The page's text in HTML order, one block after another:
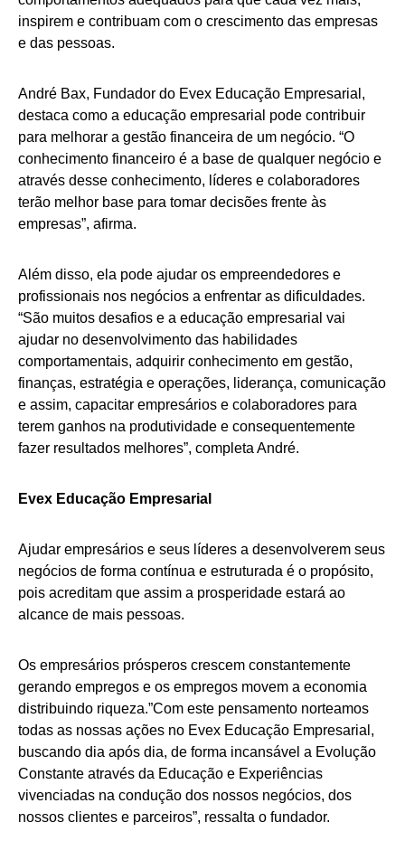
inspirem e contribuam com o crescimento das empresas
e das pessoas.
André Bax, Fundador do Evex Educação Empresarial,
destaca como a educação empresarial pode contribuir
para melhorar a gestão financeira de um negócio. “O
conhecimento financeiro é a base de qualquer negócio e
através desse conhecimento, líderes e colaboradores
terão melhor base para tomar decisões frente às
empresas”, afirma.
Além disso, ela pode ajudar os empreendedores e
profissionais nos negócios a enfrentar as dificuldades.
“São muitos desafios e a educação empresarial vai
ajudar no desenvolvimento das habilidades
comportamentais, adquirir conhecimento em gestão,
finanças, estratégia e operações, liderança, comunicação
e assim, capacitar empresários e colaboradores para
terem ganhos na produtividade e consequentemente
fazer resultados melhores”, completa André.
Evex Educação Empresarial
Ajudar empresários e seus líderes a desenvolverem seus
negócios de forma contínua e estruturada é o propósito,
pois acreditam que assim a prosperidade estará ao
alcance de mais pessoas.
Os empresários prósperos crescem constantemente
gerando empregos e os empregos movem a economia
distribuindo riqueza.”Com este pensamento norteamos
todas as nossas ações no Evex Educação Empresarial,
buscando dia após dia, de forma incansável a Evolução
Constante através da Educação e Experiências
vivenciadas na condução dos nossos negócios, dos
nossos clientes e parceiros”, ressalta o fundador.